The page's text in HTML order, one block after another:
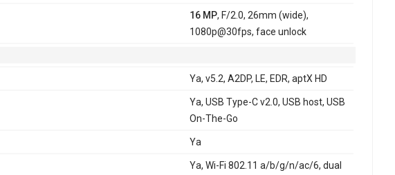
16 MP, F/2.0, 26mm (wide),
1080p@30fps, face unlock
Ya, v5.2, A2DP, LE, EDR, aptX HD
Ya, USB Type-C v2.0, USB host, USB
On-The-Go
Ya
Ya, Wi-Fi 802.11 a/b/g/n/ac/6, dual